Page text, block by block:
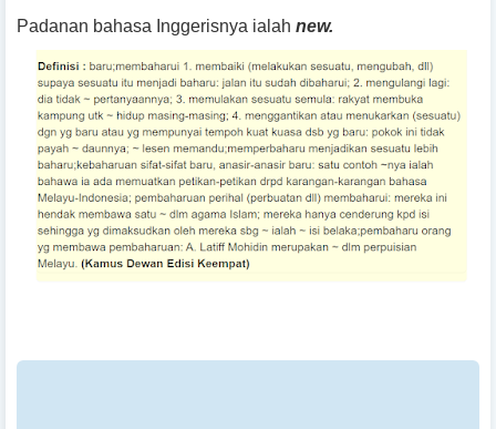
Padanan bahasa Inggerisnya ialah new.